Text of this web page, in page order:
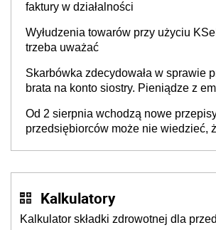
faktury w działalności
Wyłudzenia towarów przy użyciu
trzeba uważać
Skarbówka zdecydowała w sprawie
brata na konto siostry. Pieniądze z
będzie
Od 2 sierpnia wchodzą nowe
przedsiębiorców może nie wiedzieć,
Kalkulatory
Kalkulator składki zdrowotnej dla